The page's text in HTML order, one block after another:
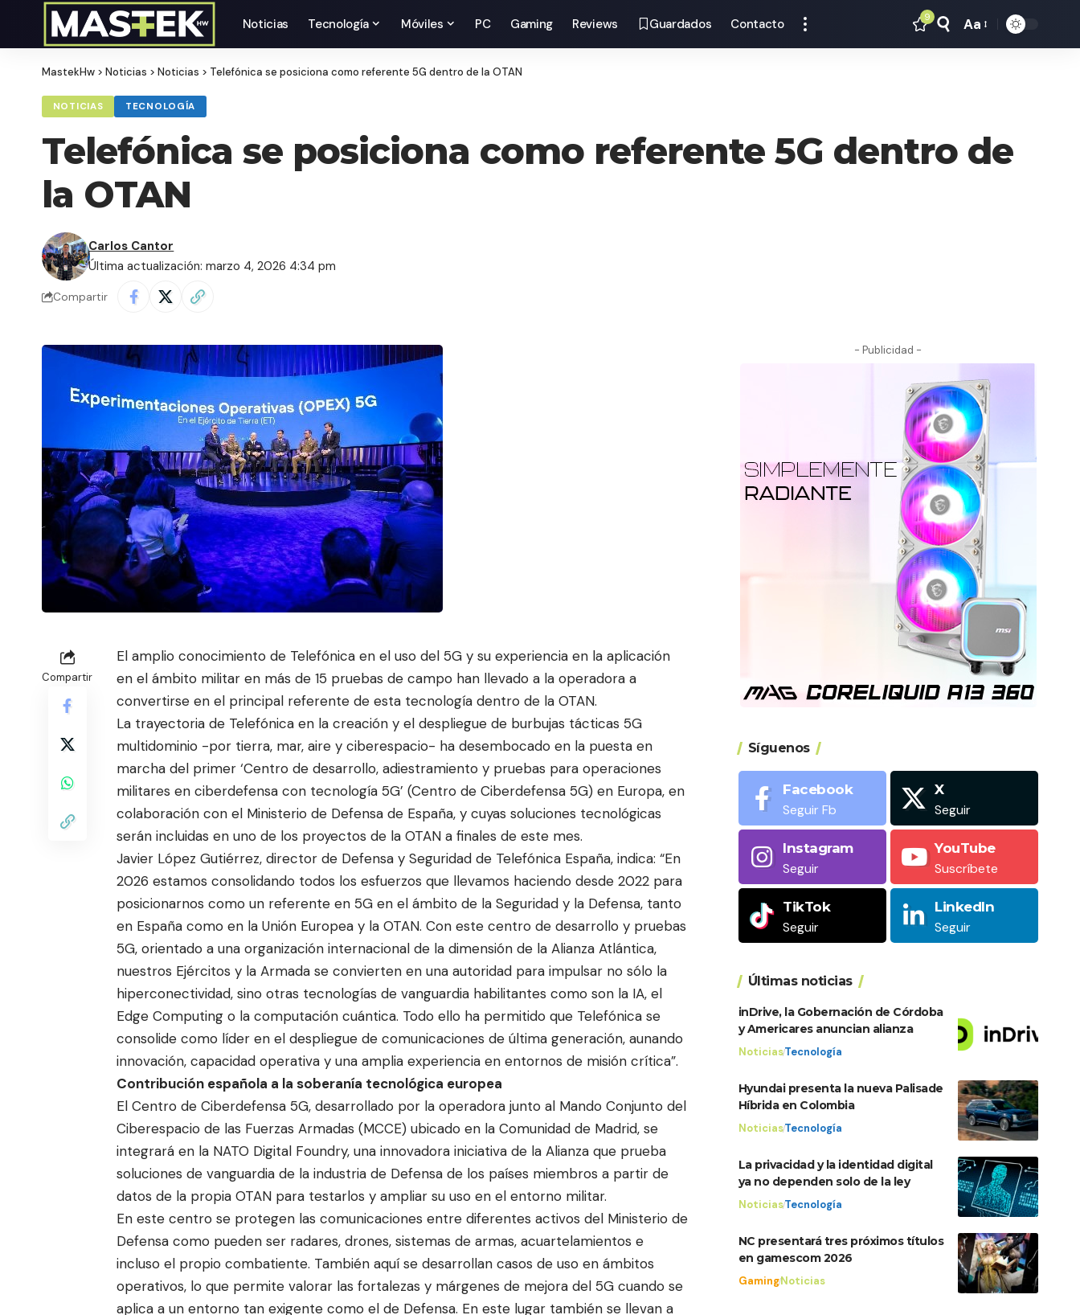
Noticias Tecnología Móviles PC Gaming Reviews Guardados Contacto 9
Tamaño
Aa
MastekHw > Noticias > Noticias > Telefónica se posiciona como referente 5G dentro de la OTAN
NOTICIAS TECNOLOGÍA
Telefónica se posiciona como referente 5G dentro de
la OTAN
Última actualización: marzo 4, 2026 4:34 pm
Carlos Cantor
Compartir
Compartir
El amplio conocimiento de Telefónica en el uso del 5G y su experiencia en la aplicación
en el ámbito militar en más de 15 pruebas de campo han llevado a la operadora a
convertirse en el principal referente de esta tecnología dentro de la OTAN.
La trayectoria de Telefónica en la creación y el despliegue de burbujas tácticas 5G
multidominio -por tierra, mar, aire y ciberespacio- ha desembocado en la puesta en
marcha del primer ‘Centro de desarrollo, adiestramiento y pruebas para operaciones
militares en ciberdefensa con tecnología 5G’ (Centro de Ciberdefensa 5G) en Europa, en
colaboración con el Ministerio de Defensa de España, y cuyas soluciones tecnológicas
serán incluidas en uno de los proyectos de la OTAN a finales de este mes.
Javier López Gutiérrez, director de Defensa y Seguridad de Telefónica España, indica: “En
2026 estamos consolidando todos los esfuerzos que llevamos haciendo desde 2022 para
posicionarnos como un referente en 5G en el ámbito de la Seguridad y la Defensa, tanto
en España como en la Unión Europea y la OTAN. Con este centro de desarrollo y pruebas
5G, orientado a una organización internacional de la dimensión de la Alianza Atlántica,
nuestros Ejércitos y la Armada se convierten en una autoridad para impulsar no sólo la
hiperconectividad, sino otras tecnologías de vanguardia habilitantes como son la IA, el
Edge Computing o la computación cuántica. Todo ello ha permitido que Telefónica se
consolide como líder en el despliegue de comunicaciones de última generación, aunando
innovación, capacidad operativa y una amplia experiencia en entornos de misión crítica”.
Contribución española a la soberanía tecnológica europea
El Centro de Ciberdefensa 5G, desarrollado por la operadora junto al Mando Conjunto del
Ciberespacio de las Fuerzas Armadas (MCCE) ubicado en la Comunidad de Madrid, se
integrará en la NATO Digital Foundry, una innovadora iniciativa de la Alianza que prueba
soluciones de vanguardia de la industria de Defensa de los países miembros a partir de
datos de la propia OTAN para testarlos y ampliar su uso en el entorno militar.
En este centro se protegen las comunicaciones entre diferentes activos del Ministerio de
Defensa como pueden ser radares, drones, sistemas de armas, acuartelamientos e
incluso el propio combatiente. También aquí se desarrollan casos de uso en ámbitos
operativos, lo que permite valorar las fortalezas y márgenes de mejora del 5G cuando se
aplica a un entorno tan exigente como el de Defensa. En este lugar también se llevan a
- Publicidad -
Síguenos
Facebook
Seguir Fb
X
Seguir
Instagram
Seguir
YouTube
Suscríbete
TikTok
Seguir
LinkedIn
Seguir
Últimas noticias
inDrive, la Gobernación de Córdoba
y Americares anuncian alianza
NoticiasTecnología
Hyundai presenta la nueva Palisade
Híbrida en Colombia
NoticiasTecnología
La privacidad y la identidad digital
ya no dependen solo de la ley
NoticiasTecnología
NC presentará tres próximos títulos
en gamescom 2026
GamingNoticias